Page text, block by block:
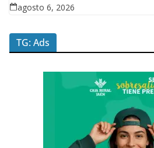
agosto 6, 2026
TG: Ads